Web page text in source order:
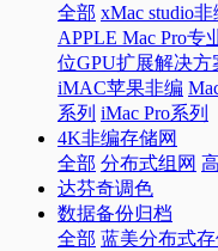
全部 xMac studio
APPLE Mac Pro
位GPU扩展解决方
iMAC苹果非编
系列 iMac Pro系列
4K非编存储网
全部 分布式组网
达芬奇调色
数据备份归档
全部 蓝美分布式